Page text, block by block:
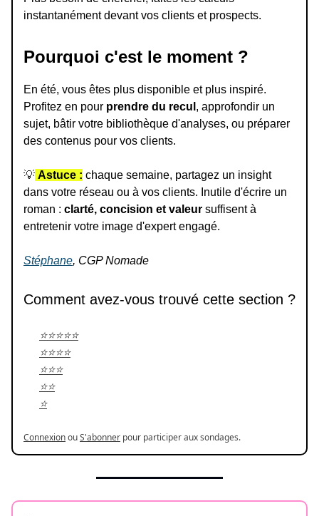
instantanément devant vos clients et prospects.
Pourquoi c'est le moment ?
En été, vous êtes plus disponible et plus inspiré.
Profitez en pour prendre du recul , approfondir un
sujet, bâtir votre bibliothèque d'analyses, ou préparer
des contenus pour vos clients.
💡 Astuce : chaque semaine, partagez un insight
dans votre réseau ou à vos clients. Inutile d'écrire un
roman : clarté, concision et valeur suffisent à
entretenir votre image d'expert engagé.
Stéphane, CGP Nomade
Comment avez-vous trouvé cette section ?
⭐️⭐️⭐️⭐️⭐️
⭐️⭐️⭐️⭐️
⭐️⭐️⭐️
⭐️⭐️
⭐️
ConnexionouS'abonner pour participer aux sondages.